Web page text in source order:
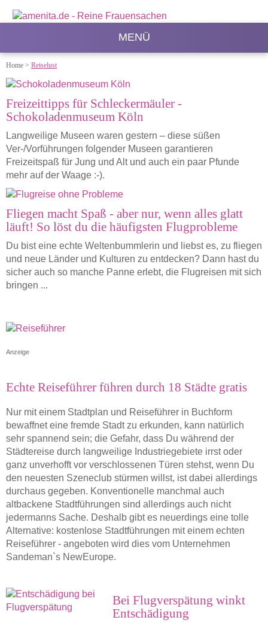
MENÜ
Home > Reiselust
Freizeittipps für Schleckermäuler -
Schokoladenmuseum Köln
Langweilige Museen waren gestern – diese süßen
Ver-/Vorführungen folgender Museen garantieren
Freizeitspaß für Jung und Alt und auch ein paar Pfunde
mehr auf der Waage :-).
Fliegen macht Spaß - aber nur, wenn alles glatt
läuft! So löst du die häufigsten Flugprobleme
Du bist eine echte Weltenbummlerin und liebst es, zu fliegen
und neue Länder und Kulturen zu entdecken? Dann hast du
sicher auch so manche Panne erlebt, die Flugreisen mit sich
bringen ...
Anzeige
Echte Reiseführer führen durch 18 Städte gratis
Nur mit einem Stadtplan und Reiseführer in Buchform
bewaffnet eine fremde Stadt zu erkunden, kann natürlich
sehr spannend sein; die Gefahr, dass Du während der
Städtereise durch langweilige Industriegebiete irrst oder
ganz unverhofft vor verschlossenen Türen stehst, wenn Du
den neuesten Szeneclub stürmen willst, ist dabei allerdings
durchaus gegeben. Konventionelle manchmal auch
altbackene Stadtführungen sind allerdings auch nicht
jedermanns Sache. Deshalb gibt es neuerdings eine tolle
Alternative: kostenlose Stadtführungen mit einem echten
Reiseführer - angeboten wird dies vom Unternehmen
Sandeman`s NewEurope.
Bei Flugverspätung winkt
Entschädigung